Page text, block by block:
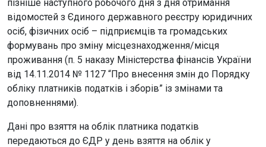
пізніше наступного робочого дня з дня отримання
відомостей з Єдиного державного реєстру юридичних
осіб, фізичних осіб – підприємців та громадських
формувань про зміну місцезнаходження/місця
проживання (п. 5 наказу Міністерства фінансів України
від 14.11.2014 № 1127 “Про внесення змін до Порядку
обліку платників податків і зборів” із змінами та
доповненнями).
Дані про взяття на облік платника податків
передаються до ЄДР у день взяття на облік у